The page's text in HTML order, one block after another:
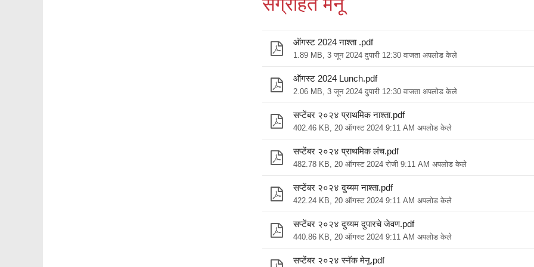
ऑगस्ट 2024 नाश्ता .pdf
1.89 MB, 3 जून 2024 दुपारी 12:30 वाजता अपलोड केले
ऑगस्ट 2024 Lunch.pdf
2.06 MB, 3 जून 2024 दुपारी 12:30 वाजता अपलोड केले
सप्टेंबर २०२४ प्राथमिक नाश्ता.pdf
402.46 KB, 20 ऑगस्ट 2024 9:11 AM अपलोड केले
सप्टेंबर २०२४ प्राथमिक लंच.pdf
482.78 KB, 20 ऑगस्ट 2024 रोजी 9:11 AM अपलोड केले
सप्टेंबर २०२४ दुय्यम नाश्ता.pdf
422.24 KB, 20 ऑगस्ट 2024 9:11 AM अपलोड केले
सप्टेंबर २०२४ दुय्यम दुपारचे जेवण.pdf
440.86 KB, 20 ऑगस्ट 2024 9:11 AM अपलोड केले
सप्टेंबर २०२४ स्नॅक मेनू.pdf